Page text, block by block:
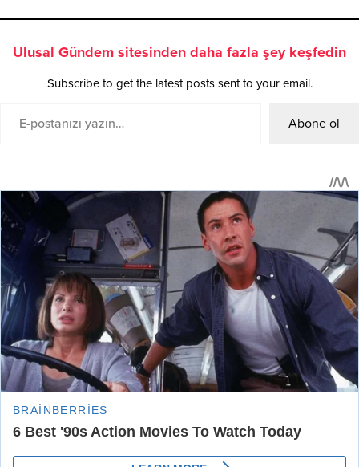
Ulusal Gündem sitesinden daha fazla şey keşfedin
Subscribe to get the latest posts sent to your email.
Abone ol